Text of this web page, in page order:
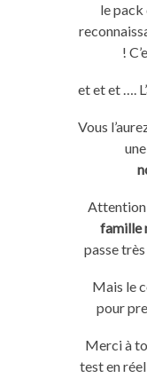
le pack
!
et et et ….
Vous
Attention
famille
passetrès
Mais le
pour
Merci à
test en